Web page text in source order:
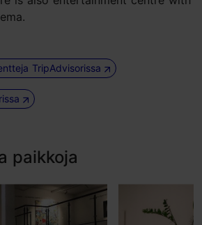
TripAdvisorissa
paikkoja